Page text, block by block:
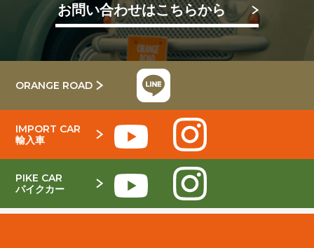
お問い合わせはこちらから
ORANGE ROAD
IMPORT CAR
輸入車
PIKE CAR
パイクカー